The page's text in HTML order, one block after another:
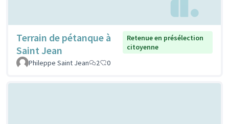
Terrain de pétanque à
Saint Jean
Retenue en présélection
citoyenne
Phileppe Saint Jean
2 0